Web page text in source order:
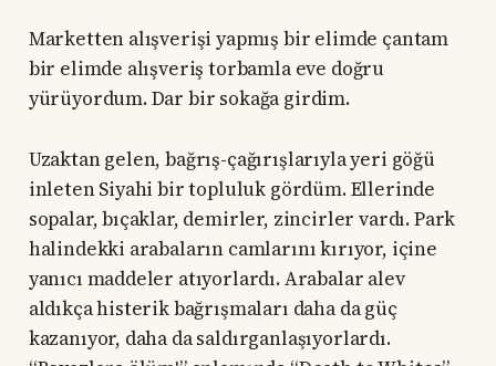
Marketten alışverişi yapmış bir elimde çantam
bir elimde alışveriş torbamla eve doğru
yürüyordum. Dar bir sokağa girdim.
Uzaktan gelen, bağrış-çağırışlarıyla yeri göğü
inleten Siyahi bir topluluk gördüm. Ellerinde
sopalar, bıçaklar, demirler, zincirler vardı. Park
halindekki arabaların camlarını kırıyor, içine
yanıcı maddeler atıyorlardı. Arabalar alev
aldıkça histerik bağrışmaları daha da güç
kazanıyor, daha da saldırganlaşıyorlardı.